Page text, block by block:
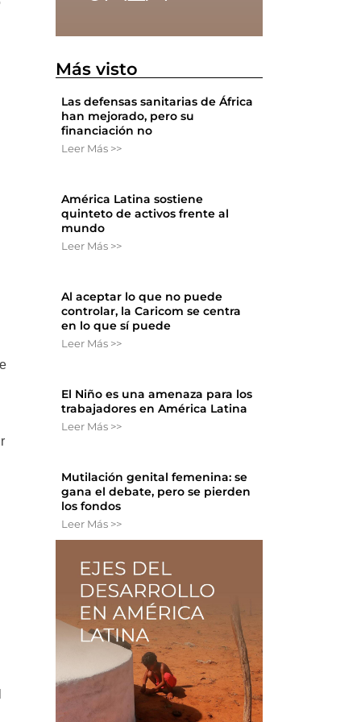
Más visto
Las defensas sanitarias de África
han mejorado, pero su
financiación no
Leer Más >>
América Latina sostiene
quinteto de activos frente al
mundo
Leer Más >>
Al aceptar lo que no puede
controlar, la Caricom se centra
en lo que sí puede
Leer Más >>
El Niño es una amenaza para los
trabajadores en América Latina
Leer Más >>
Mutilación genital femenina: se
gana el debate, pero se pierden
los fondos
Leer Más >>